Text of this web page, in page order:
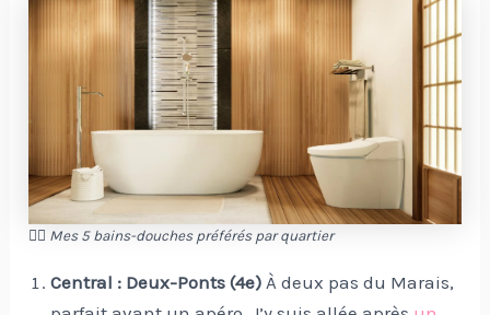
🚶‍♀️ Mes 5 bains-douches préférés par quartier
Central : Deux-Ponts (4e) À deux pas du Marais,